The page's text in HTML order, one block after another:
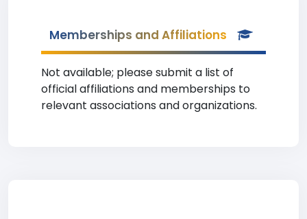
Memberships and Affiliations
Not available; please submit a list of
official affiliations and memberships to
relevant associations and organizations.